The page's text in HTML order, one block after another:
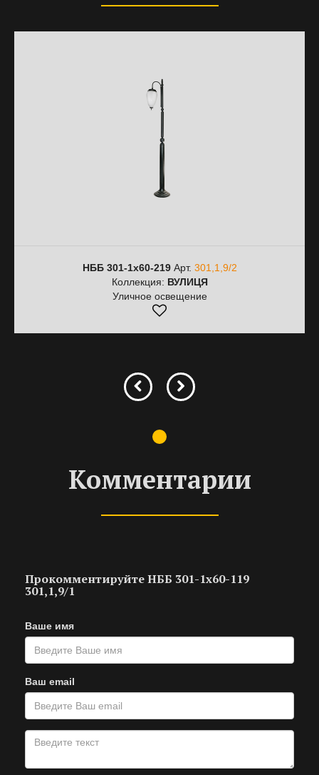
НББ 301-1х60-219Арт. 301,1,9/2
Коллекция: ВУЛИЦЯ
Уличное освещение
Комментарии
Прокомментируйте НББ 301-1х60-119
301,1,9/1
Ваше имя
Ваш email